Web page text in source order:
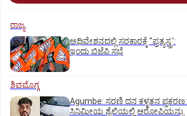
ರಾಜ್ಯ
ಅಧಿವೇಶನದಲ್ಲಿ ಸರಕಾರಕ್ಕೆ "ಪ್ರತ್ಯಸ್ತ್ರ':
ಇಂದು ಬಿಜೆಪಿ ಸಭೆ
ಶಿವಮೊಗ್ಗ
Agumbe: ಸರಣಿ ದನ ಕಳ್ಳತನ ಪ್ರಕರಣ:
ಸಿನಿಮೀಯ ಶೈಲಿಯಲ್ಲಿ ಆರೋಪಿಯನ್ನು